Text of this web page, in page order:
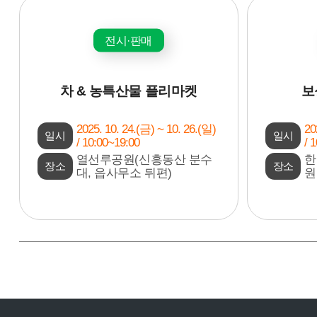
전시·판매
차 & 농특산물 플리마켓
일시
2025. 10. 24.(금) ~ 10. 26.(일)
/ 10:00~19:00
장소
열선루공원(신흥동산 분수
대, 읍사무소 뒤편)
일시
/
장소